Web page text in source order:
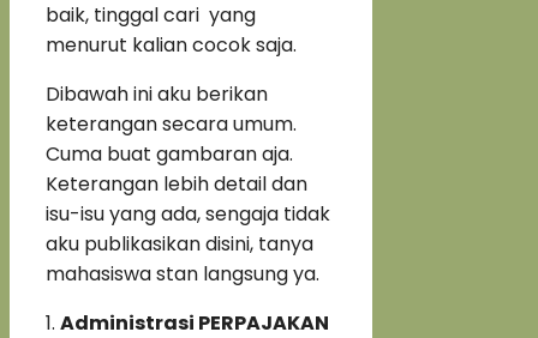
baik, tinggal cari yang
menurut kalian cocok saja.
Dibawah ini aku berikan
keterangan secara umum.
Cuma buat gambaran aja.
Keterangan lebih detail dan
isu-isu yang ada, sengaja tidak
aku publikasikan disini, tanya
mahasiswa stan langsung ya.
1. Administrasi PERPAJAKAN